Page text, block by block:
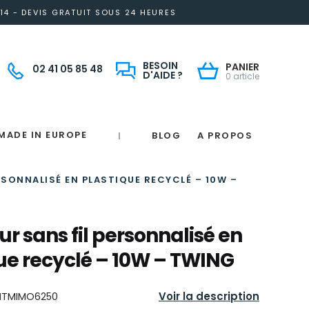
- DEVIS GRATUIT SOUS 24 HEURES
02 41 05 85 48 BESOIN
D'AIDE ?
PANIER
0 article
IN EUROPE | BLOG A PROPOS
EN PLASTIQUE RECYCLÉ – 10W –
sans fil personnalisé en
recyclé – 10W – TWING
ITMIMO6250 Voir la description